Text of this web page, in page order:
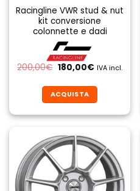
Racingline VWR stud & nut
kit conversione
colonnette e dadi
200,00€ Il
prezzo
era:
200,00€.
180,00€Il
è:
180,00€.
IVA incl.
ACQUISTA
prodotto
ha
più
varianti.
Le
opzioni